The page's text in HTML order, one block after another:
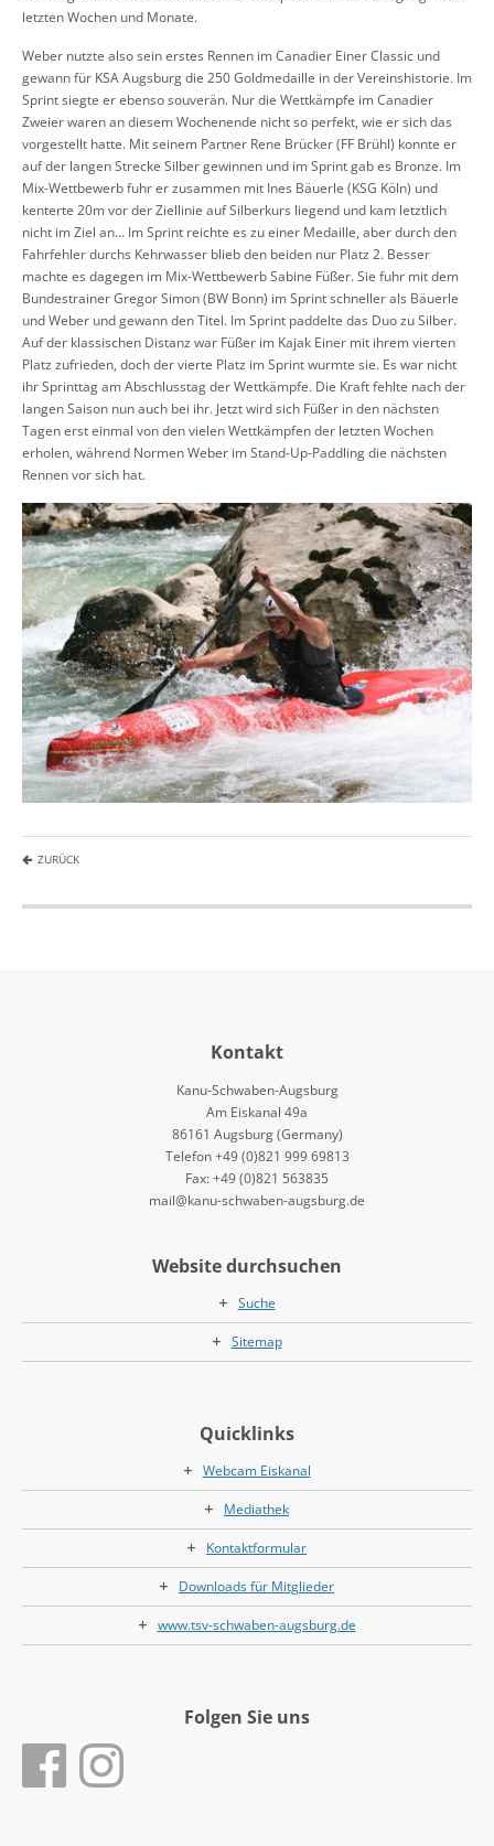
letzten Wochen und Monate.
Weber nutzte also sein erstes Rennen im Canadier Einer Classic und
gewann für KSA Augsburg die 250 Goldmedaille in der Vereinshistorie. Im
Sprint siegte er ebenso souverän. Nur die Wettkämpfe im Canadier
Zweier waren an diesem Wochenende nicht so perfekt, wie er sich das
vorgestellt hatte. Mit seinem Partner Rene Brücker (FF Brühl) konnte er
auf der langen Strecke Silber gewinnen und im Sprint gab es Bronze. Im
Mix-Wettbewerb fuhr er zusammen mit Ines Bäuerle (KSG Köln) und
kenterte 20m vor der Ziellinie auf Silberkurs liegend und kam letztlich
nicht im Ziel an… Im Sprint reichte es zu einer Medaille, aber durch den
Fahrfehler durchs Kehrwasser blieb den beiden nur Platz 2. Besser
machte es dagegen im Mix-Wettbewerb Sabine Füßer. Sie fuhr mit dem
Bundestrainer Gregor Simon (BW Bonn) im Sprint schneller als Bäuerle
und Weber und gewann den Titel. Im Sprint paddelte das Duo zu Silber.
Auf der klassischen Distanz war Füßer im Kajak Einer mit ihrem vierten
Platz zufrieden, doch der vierte Platz im Sprint wurmte sie. Es war nicht
ihr Sprinttag am Abschlusstag der Wettkämpfe. Die Kraft fehlte nach der
langen Saison nun auch bei ihr. Jetzt wird sich Füßer in den nächsten
Tagen erst einmal von den vielen Wettkämpfen der letzten Wochen
erholen, während Normen Weber im Stand-Up-Paddling die nächsten
Rennen vor sich hat.
ZURÜCK
Kontakt
Kanu-Schwaben-Augsburg
Am Eiskanal 49a
86161 Augsburg (Germany)
Telefon +49 (0)821 999 69813
Fax: +49 (0)821 563835
mail@kanu-schwaben-augsburg.de
Website durchsuchen
Suche
Sitemap
Quicklinks
Webcam Eiskanal
Mediathek
Kontaktformular
Downloads für Mitglieder
www.tsv-schwaben-augsburg.de
Folgen Sie uns